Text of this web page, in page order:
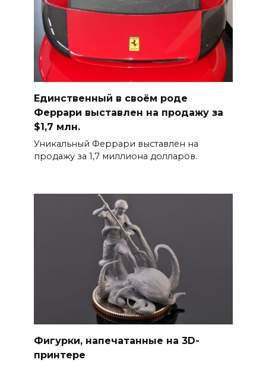
Единственный в своём роде
Феррари выставлен на продажу за
$1,7 млн.
Уникальный Феррари выставлен на
продажу за 1,7 миллиона долларов.
Фигурки, напечатанные на 3D-
принтере